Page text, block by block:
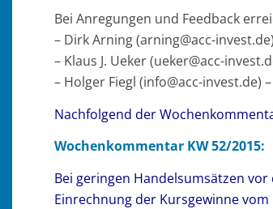
Bei Anregungen und Feedback
– Dirk Arning (arning@acc-
– Klaus J. Ueker (ueker@acc-
– Holger Fiegl (info@acc-
Nachfolgend der
Wochenkommentar KW 52/2015:
Bei geringen Handelsumsätzen
Einrechnung der Kursgewinne